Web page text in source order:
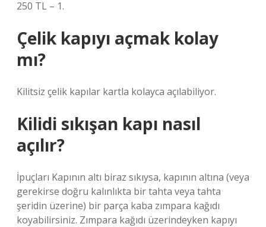
250 TL – 1.
Çelik kapıyı açmak kolay
mı?
Kilitsiz çelik kapılar kartla kolayca açılabiliyor.
Kilidi sıkışan kapı nasıl
açılır?
İpuçları Kapının altı biraz sıkıysa, kapının altına (veya
gerekirse doğru kalınlıkta bir tahta veya tahta
şeridin üzerine) bir parça kaba zımpara kağıdı
koyabilirsiniz. Zımpara kağıdı üzerindeyken kapıyı